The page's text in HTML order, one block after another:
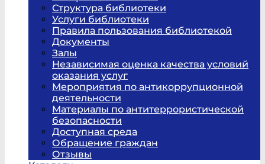
Структура библиотеки
Услуги библиотеки
Правила пользования библиотекой
Документы
Залы
Независимая оценка качества условий
оказания услуг
Мероприятия по антикоррупционной
деятельности
Материалы по антитеррористической
безопасности
Доступная среда
Обращение граждан
Отзывы